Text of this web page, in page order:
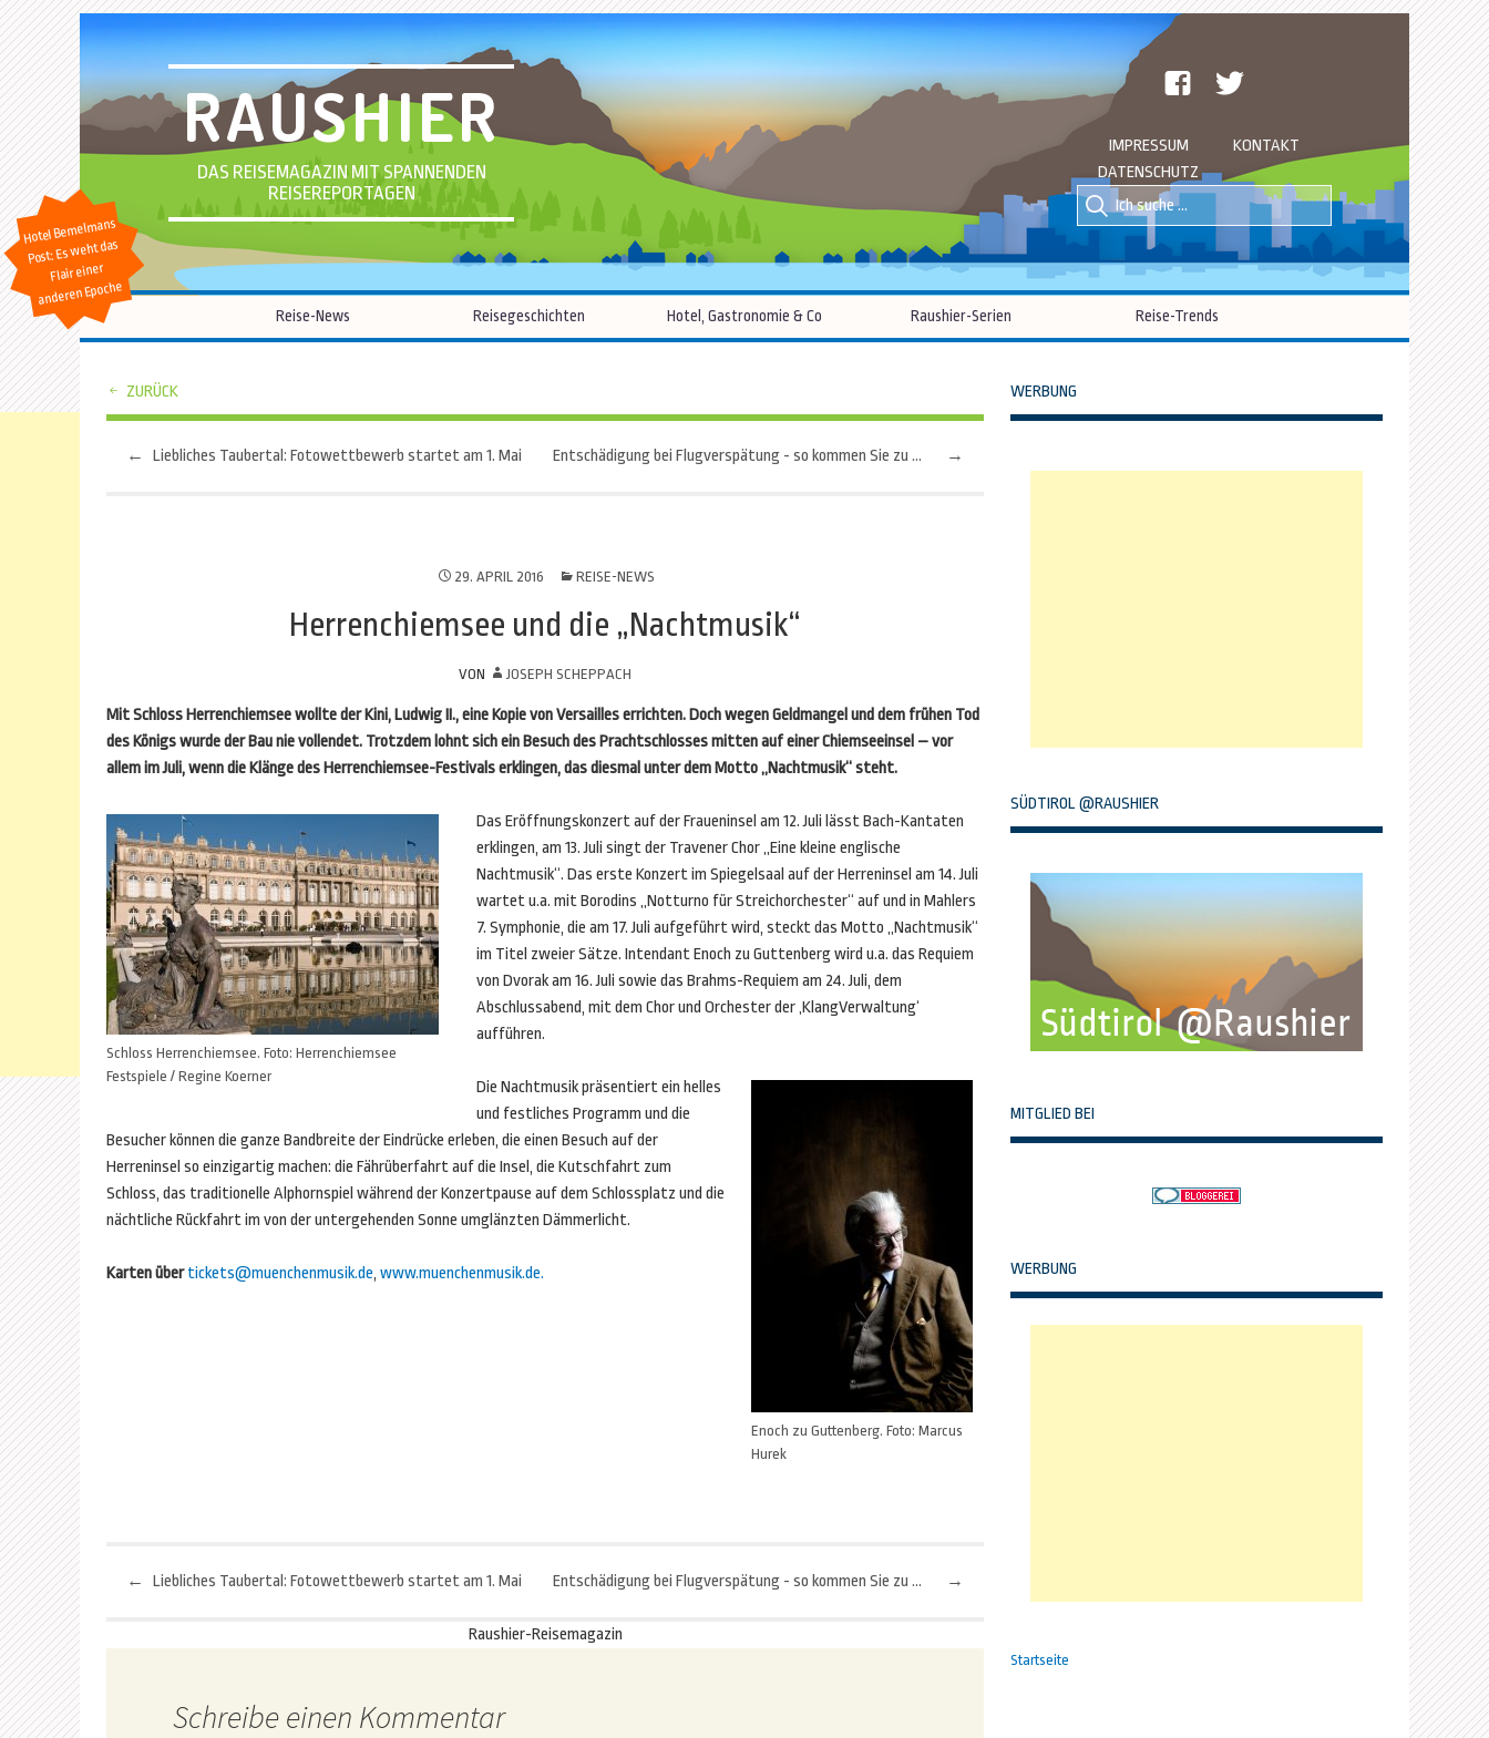
RAUSHIER
DAS REISEMAGAZIN MIT SPANNENDEN
REISEREPORTAGEN
facebook
IMPRESSUM
KONTAKT
DATENSCHUTZ
Suche
nach::
Suche
nach:
Hotel Bemelmans
Post: Es weht das
Flair einer
anderen Epoche
Reise-News Reisegeschichten Hotel, Gastronomie & Co Raushier-Serien Reise-Trends
ZURÜCK
Beitragsnavigation
← Liebliches Taubertal: Fotowettbewerb startet am 1. Mai →
Entschädigung bei Flugverspätung - so kommen Sie zu Ihrem Recht!
29. APRIL 2016 REISE-NEWS
Herrenchiemsee und die „Nachtmusik“
VON JOSEPH SCHEPPACH
Mit Schloss Herrenchiemsee wollte der Kini, Ludwig II., eine Kopie von Versailles errichten. Doch wegen Geldmangel und dem frühen Tod
des Königs wurde der Bau nie vollendet. Trotzdem lohnt sich ein Besuch des Prachtschlosses mitten auf einer Chiemseeinsel – vor
allem im Juli, wenn die Klänge des Herrenchiemsee-Festivals erklingen, das diesmal unter dem Motto „Nachtmusik“ steht.
Schloss Herrenchiemsee. Foto: Herrenchiemsee
Festspiele / Regine Koerner
Das Eröffnungskonzert auf der Fraueninsel am 12. Juli lässt Bach-Kantaten
erklingen, am 13. Juli singt der Travener Chor „Eine kleine englische
Nachtmusik“. Das erste Konzert im Spiegelsaal auf der Herreninsel am 14. Juli
wartet u.a. mit Borodins „Notturno für Streichorchester“ auf und in Mahlers
7. Symphonie, die am 17. Juli aufgeführt wird, steckt das Motto „Nachtmusik“
im Titel zweier Sätze. Intendant Enoch zu Guttenberg wird u.a. das Requiem
von Dvorak am 16. Juli sowie das Brahms-Requiem am 24. Juli, dem
Abschlussabend, mit dem Chor und Orchester der ‚KlangVerwaltung‘
aufführen.
Enoch zu Guttenberg. Foto: Marcus
Hurek
Die Nachtmusik präsentiert ein helles
und festliches Programm und die
Besucher können die ganze Bandbreite der Eindrücke erleben, die einen Besuch auf der
Herreninsel so einzigartig machen: die Fährüberfahrt auf die Insel, die Kutschfahrt zum
Schloss, das traditionelle Alphornspiel während der Konzertpause auf dem Schlossplatz und die
nächtliche Rückfahrt im von der untergehenden Sonne umglänzten Dämmerlicht.
Karten übertickets@muenchenmusik.de, www.muenchenmusik.de.
Beitragsnavigation
← Liebliches Taubertal: Fotowettbewerb startet am 1. Mai →
Entschädigung bei Flugverspätung - so kommen Sie zu Ihrem Recht!
Raushier-Reisemagazin
Schreibe einen Kommentar
WERBUNG
SÜDTIROL @RAUSHIER
MITGLIED BEI
WERBUNG
Startseite